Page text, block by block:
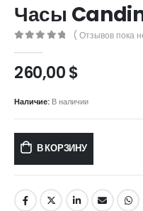
Часы
( Отзывов пока
260,00$
Наличие: В наличии
В КОРЗИНУ